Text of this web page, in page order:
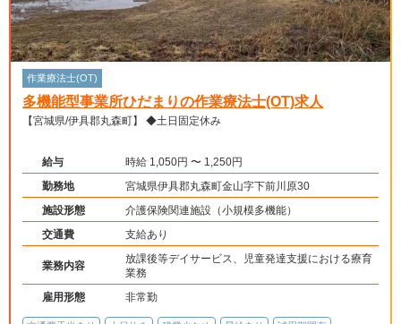
作業療法士(OT)
多機能型事業所ひだまりの作業療法士(OT)求人
【宮城県/伊具郡丸森町】 ◆土日固定休み
給与
時給 1,050円 〜 1,250円
勤務地
宮城県伊具郡丸森町金山字下前川原30
施設形態
介護保険関連施設（小規模多機能）
交通費
支給あり
業務内容
放課後等デイサービス、児童発達支援における療育
業務
雇用形態
非常勤